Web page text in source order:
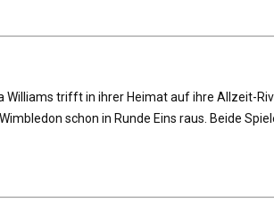
Williams trifft in ihrer Heimat auf ihre Allzeit-
schon in Runde Eins raus. Beide